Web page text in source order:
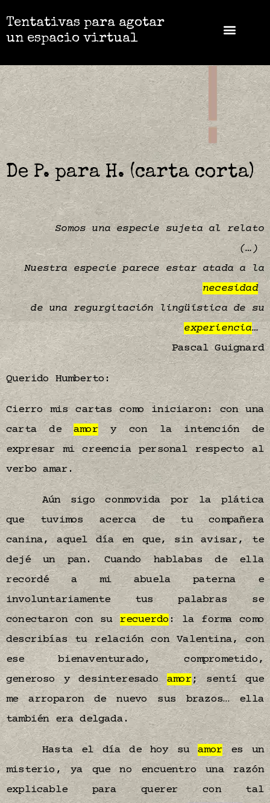
Tentativas para agotar
un espacio virtual
De P. para H. (carta corta)
Somos una especie sujeta al relato
(…)
Nuestra especie parece estar atada a la
necesidad
de una regurgitación lingüística de su
experiencia…
Pascal Guignard
Querido Humberto:
Cierro mis cartas como iniciaron: con una
carta deamory con la intención de
expresar mi creencia personal respecto al
verbo amar.
Aún sigo conmovida por la plática
que tuvimos acerca de tu compañera
canina, aquel día en que, sin avisar, te
dejé un pan. Cuando hablabas de ella
recordé a mi abuela paterna e
involuntariamente tus palabras se
conectaron con su recuerdo : la forma como
describías tu relación con Valentina, con
ese bienaventurado, comprometido,
generoso y desinteresadoamor; sentí que
me arroparon de nuevo sus brazos… ella
también era delgada.
Hasta el día de hoy suamores un
misterio, ya que no encuentro una razón
explicable para querer con tal